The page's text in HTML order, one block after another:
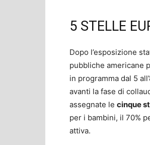
5 STELLE
Dopo l’esposizione
pubbliche americane
in programma dal 5
avanti la fase di
assegnate le cinque
per i bambini, il 70%
attiva.